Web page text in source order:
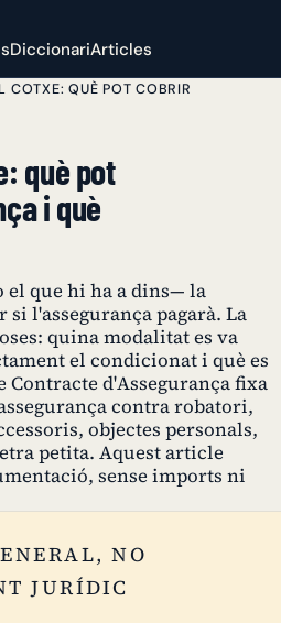
DiccionariArticles
COTXE: QUÈ POT COBRIR
què pot
i què
el que hi ha a dins— la
l'assegurança pagarà. La
quina modalitat es va
el condicionat i què es
Contracte d'Assegurança fixa
contra robatori,
objectes personals,
petita. Aquest article
sense imports ni
NO
JURÍDIC